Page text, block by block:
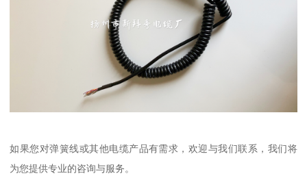
如果您对弹簧线或其他电缆产品有需求，欢迎与我们联系，我们将
为您提供专业的咨询与服务。